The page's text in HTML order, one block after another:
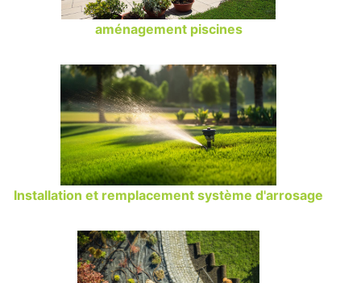
aménagement piscines
Installation et remplacement système d'arrosage